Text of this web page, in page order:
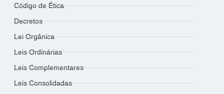
Código de Ética
Decretos
Lei Orgânica
Leis Ordinárias
Leis Complementares
Leis Consolidadas